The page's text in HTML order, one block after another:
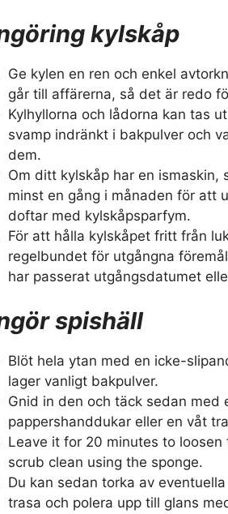
kylskåp
Ge kylen en ren och enkel
går till affärerna, så det är redo
Kylhyllorna och lådorna kan tas
svamp indränkt i bakpulver och
dem.
Om ditt kylskåp har en ismaskin,
minst en gång i månaden för att
doftar med kylskåpsparfym.
För att hålla kylskåpet fritt från
regelbundet för utgångna
har passerat utgångsdatumet
spishäll
Blöt hela ytan med en icke-
lager vanligt bakpulver.
Gnid in den och täck sedan med
pappershanddukar eller en våt
Leave it for 20 minutes to
scrub clean using the sponge.
Du kan sedan torka av
trasa och polera upp till glans